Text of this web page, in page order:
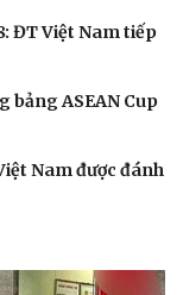
ĐT Việt Nam tiếp
bảng ASEAN Cup
Nam được đánh